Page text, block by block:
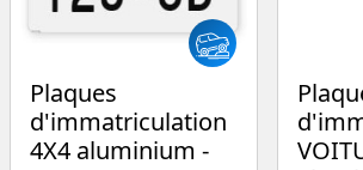
Plaques
d'immatriculation
4X4 aluminium -